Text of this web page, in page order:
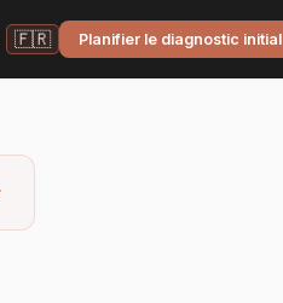
🇫🇷 Planifier le diagnostic initial